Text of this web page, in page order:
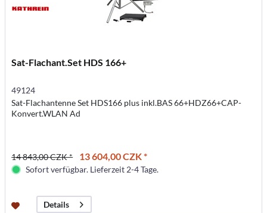
Sat-Flachant.Set HDS 166+
49124
Sat-Flachantenne Set HDS166 plus inkl.BAS 66+HDZ66+CAP-
Konvert.WLAN Ad
14 843,00 CZK * 13 604,00 CZK *
Sofort verfügbar. Lieferzeit 2-4 Tage.
Details